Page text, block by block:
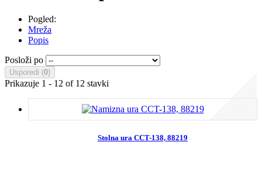
Pogled:
Mreža
Popis
Posloži po
Usporedi (0)
Prikazuje 1 - 12 of 12 stavki
Stolna ura CCT-138, 88219